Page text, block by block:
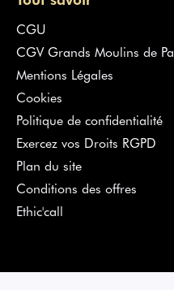
CGU
CGV Grands Moulins de
Mentions Légales
Cookies
Politique de confidentialité
Exercez vos Droits RGPD
Plan du site
Conditions des offres
Ethic'call